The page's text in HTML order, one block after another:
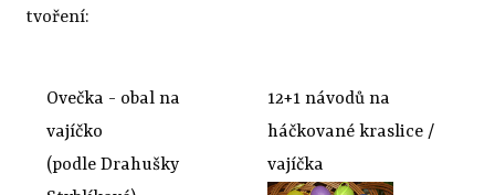
tvoření:
Ovečka - obal na
vajíčko
(podle Drahušky
12+1 návodů na
háčkované kraslice /
vajíčka